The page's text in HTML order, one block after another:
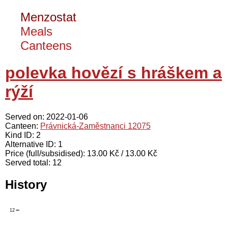
Menzostat
Meals
Canteens
polevka hovězí s hráškem a
rýží
Served on: 2022-01-06
Canteen: Právnická-Zaměstnanci 12075
Kind ID: 2
Alternative ID: 1
Price (full/subsidised): 13.00 Kč / 13.00 Kč
Served total: 12
History